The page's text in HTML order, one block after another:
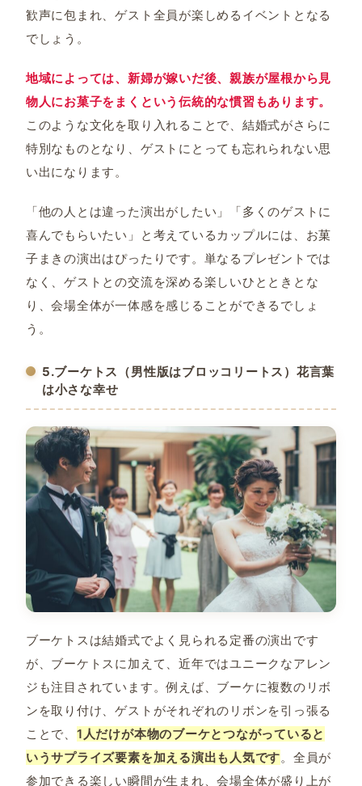
歓声に包まれ、ゲスト全員が楽しめるイベントとなる
でしょう。
地域によっては、新婦が嫁いだ後、親族が屋根から見
物人にお菓子をまくという伝統的な慣習もあります。
このような文化を取り入れることで、結婚式がさらに
特別なものとなり、ゲストにとっても忘れられない思
い出になります。
「他の人とは違った演出がしたい」「多くのゲストに
喜んでもらいたい」と考えているカップルには、お菓
子まきの演出はぴったりです。単なるプレゼントでは
なく、ゲストとの交流を深める楽しいひとときとな
り、会場全体が一体感を感じることができるでしょ
う。
5.ブーケトス（男性版はブロッコリートス）花言葉
は小さな幸せ
ブーケトスは結婚式でよく見られる定番の演出です
が、ブーケトスに加えて、近年ではユニークなアレン
ジも注目されています。例えば、ブーケに複数のリボ
ンを取り付け、ゲストがそれぞれのリボンを引っ張る
ことで、 1人だけが本物のブーケとつながっていると
いうサプライズ要素を加える演出も人気です。全員が
参加できる楽しい瞬間が生まれ、会場全体が盛り上が